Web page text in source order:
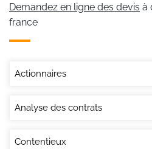
Demandez en ligne des devis à
france
Actionnaires
Analyse des contrats
Contentieux